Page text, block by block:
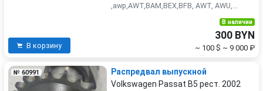
,awp,AWT,BAM,BEX,BFB, AWT, AWU,...
В корзину
В наличии
300 BYN
~ 100 $ ~ 9 000 ₽
№ 60991
Распредвал выпускной
Volkswagen Passat B5 рест. 2002